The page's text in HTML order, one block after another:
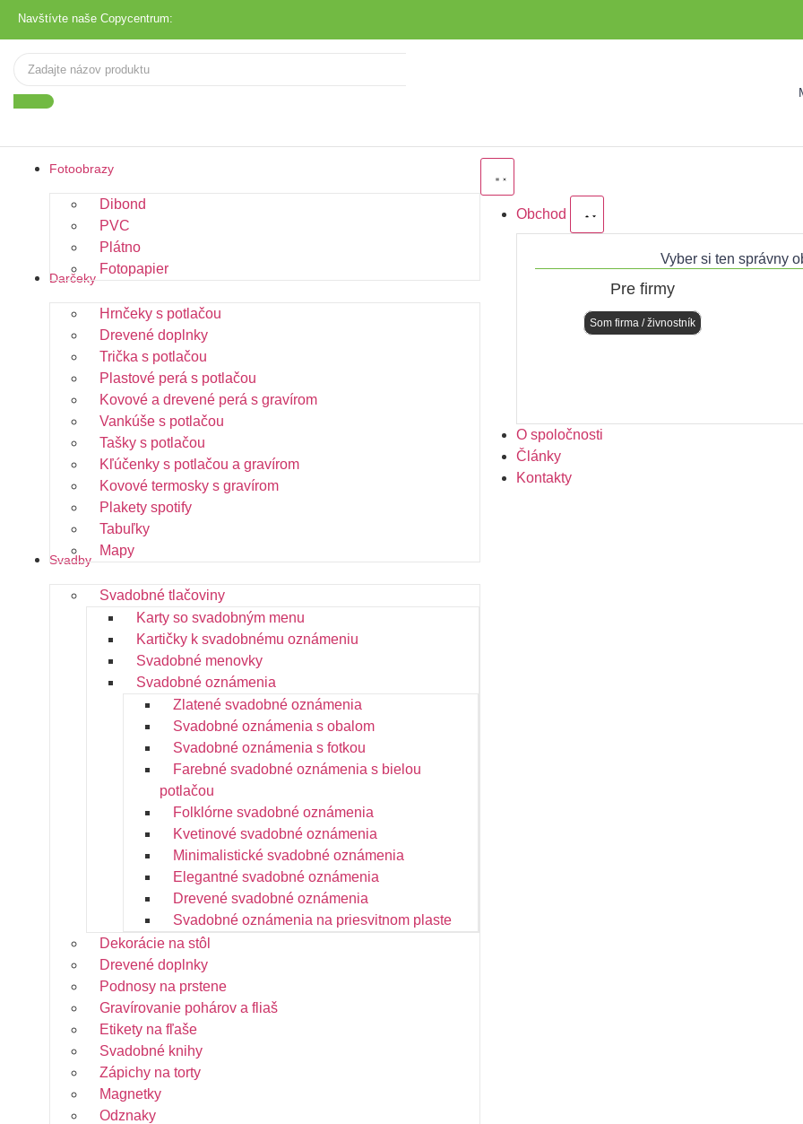
Navštívte naše Copycentrum:
Fotoobrazy
Dibond
PVC
Plátno
Fotopapier
Darčeky
Hrnčeky s potlačou
Drevené doplnky
Trička s potlačou
Plastové perá s potlačou
Kovové a drevené perá s gravírom
Vankúše s potlačou
Tašky s potlačou
Kľúčenky s potlačou a gravírom
Kovové termosky s gravírom
Plakety spotify
Tabuľky
Mapy
Svadby
Svadobné tlačoviny
Karty so svadobným menu
Kartičky k svadobnému oznámeniu
Svadobné menovky
Svadobné oznámenia
Zlatené svadobné oznámenia
Svadobné oznámenia s obalom
Svadobné oznámenia s fotkou
Farebné svadobné oznámenia s bielou
potlačou
Folklórne svadobné oznámenia
Kvetinové svadobné oznámenia
Minimalistické svadobné oznámenia
Elegantné svadobné oznámenia
Drevené svadobné oznámenia
Svadobné oznámenia na priesvitnom plaste
Dekorácie na stôl
Drevené doplnky
Podnosy na prstene
Gravírovanie pohárov a fliaš
Etikety na fľaše
Svadobné knihy
Zápichy na torty
Magnetky
Odznaky
Obchod
Vyber si ten správny
Pre firmy
Som firma / živnostník
O spoločnosti
Články
Kontakty